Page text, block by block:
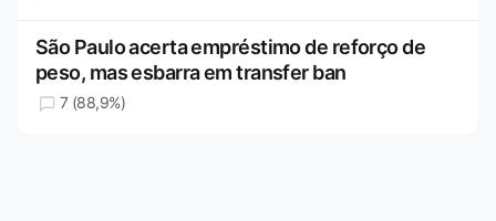
São Paulo acerta empréstimo de reforço de
peso, mas esbarra em transfer ban
7 (88,9%)